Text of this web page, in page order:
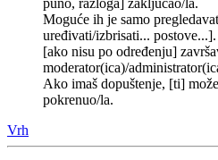
Moguće ih je samo
uređivati/izbrisati...
[ako nisu po određenju]
moderator(ica)/
Ako imaš dopuštenje, [ti]
pokrenuo/la.
Vrh